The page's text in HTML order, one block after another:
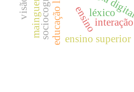
ensinointeração
léxico
ensino superior